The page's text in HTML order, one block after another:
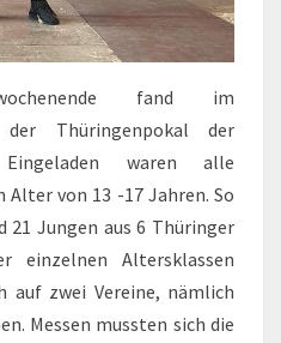
fand im
der Thüringenpokal der
waren alle
Alter von 13 -17 Jahren. So
21 Jungen aus 6 Thüringer
einzelnen Altersklassen
auf zwei Vereine, nämlich
Messen mussten sich die